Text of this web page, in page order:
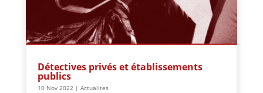
Détectives privés et établissements
publics
10 Nov 2022 | Actualites